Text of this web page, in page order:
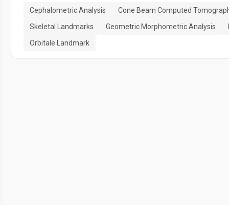
Cephalometric Analysis
Cone Beam Computed
Skeletal Landmarks
Geometric Morphometric Analysis
Orbitale Landmark